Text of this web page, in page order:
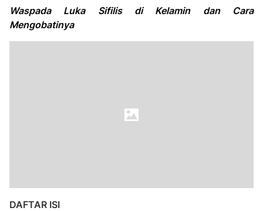
Waspada Luka Sifilis di Kelamin dan Cara
Mengobatinya
DAFTAR ISI